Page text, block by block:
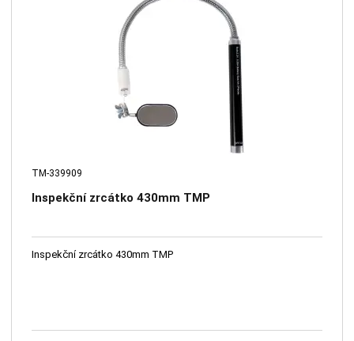
TM-339909
Inspekční zrcátko 430mm TMP
Inspekční zrcátko 430mm TMP